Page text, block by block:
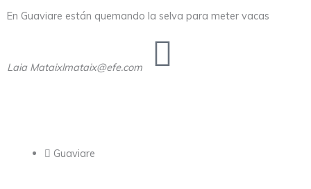
En Guaviare están quemando la selva para meter vacas
Laia Mataixlmataix@efe.com
Guaviare